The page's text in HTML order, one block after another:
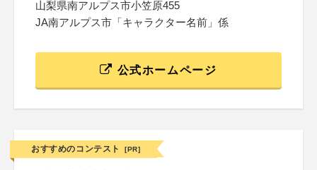
山梨県南アルプス市小笠原455
JA南アルプス市「キャラクター名前」係
公式ホームページ
おすすめのコンテスト [PR]